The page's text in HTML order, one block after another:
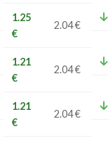
1.25
€
2.04 €
1.21
€
2.04 €
1.21
€
2.04 €